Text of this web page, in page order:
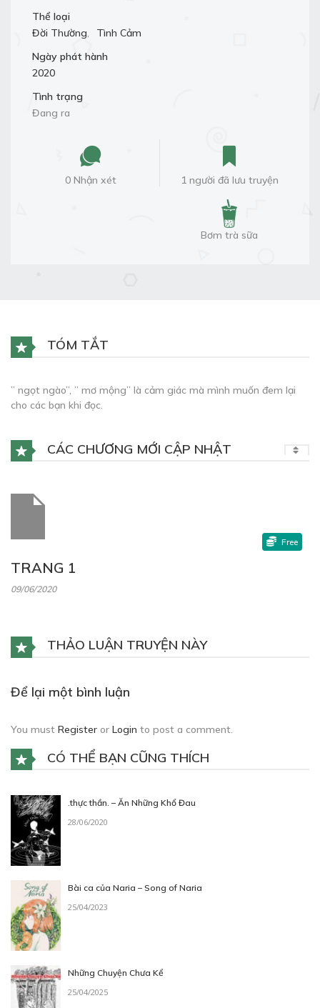
Thể loại
Đời Thường,
Tình Cảm
Ngày phát hành
2020
Tình trạng
Đang ra
0 Nhận xét 1 người đã lưu truyện
Bơm trà sữa
TÓM TẮT
” ngọt ngào”, ” mơ mộng” là cảm giác mà mình muốn đem lại
cho các bạn khi đọc.
CÁC CHƯƠNG MỚI CẬP NHẬT
TRANG 1
09/06/2020
Free
THẢO LUẬN TRUYỆN NÀY
Để lại một bình luận
You must Register or Login to post a comment.
CÓ THỂ BẠN CŨNG THÍCH
.thực thần. – Ăn Những Khổ Đau
28/06/2020
Bài ca của Naria – Song of Naria
25/04/2023
Những Chuyện Chưa Kể
25/04/2025